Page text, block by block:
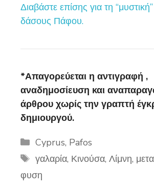
Διαβάστε επίσης για τη
δάσους Πάφου.
*Απαγορεύεται η αντιγραφή ,
αναδημοσίευση και
άρθρου χωρίς την γραπτή
δημιουργού.
Categories
Cyprus, Pafos
Tags
γαλαρία, Κινούσα, Λίμνη,
φυση